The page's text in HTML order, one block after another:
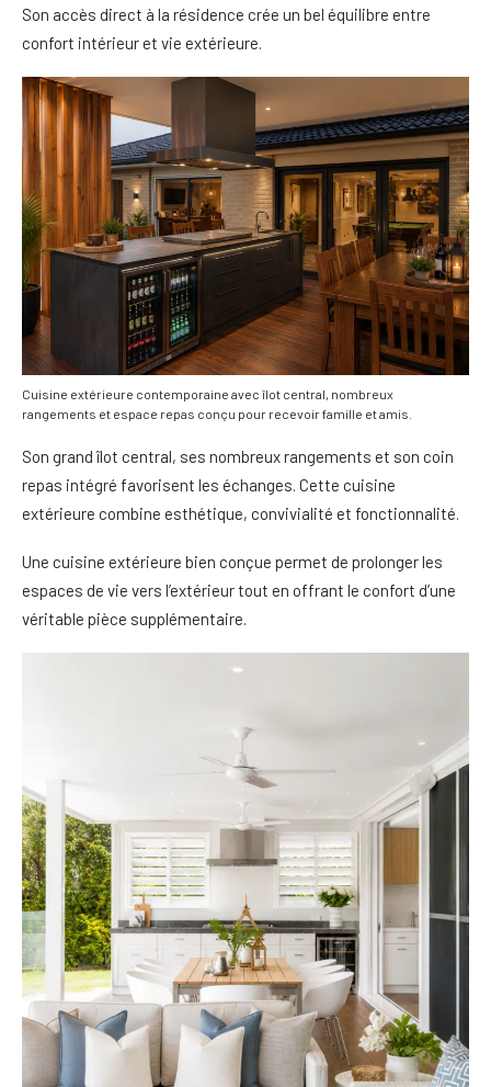
Son accès direct à la résidence crée un bel équilibre entre
confort intérieur et vie extérieure.
Cuisine extérieure contemporaine avec îlot central, nombreux
rangements et espace repas conçu pour recevoir famille et amis.
Son grand îlot central, ses nombreux rangements et son coin
repas intégré favorisent les échanges. Cette cuisine
extérieure combine esthétique, convivialité et fonctionnalité.
Une cuisine extérieure bien conçue permet de prolonger les
espaces de vie vers l’extérieur tout en offrant le confort d’une
véritable pièce supplémentaire.